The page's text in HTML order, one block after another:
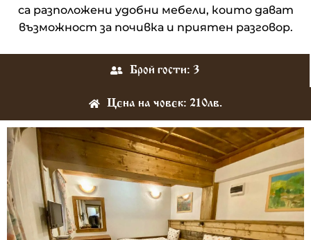
са разположени удобни мебели, които дават
възможност за почивка и приятен разговор.
Брой гости: 3
Цена на човек: 210лв.